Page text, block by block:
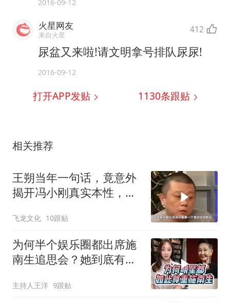
2016-09-12
火星网友
来自火星 412
尿盆又来啦!请文明拿号排队尿尿!
2016-09-12
打开APP发贴 1130条跟贴
相关推荐
王朔当年一句话，竟意外
揭开冯小刚真实本性，如
飞龙文化 10跟贴
为何半个娱乐圈都出席施
南生追思会？她到底有何
主持人王洋 9跟贴